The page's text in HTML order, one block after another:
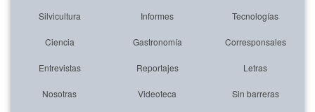
Silvicultura Informes Tecnologías
Ciencia Gastronomía Corresponsales
Entrevistas Reportajes Letras
Nosotras Videoteca Sin barreras